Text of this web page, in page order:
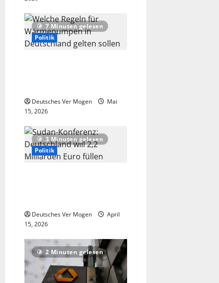
7 Minuten gelesen
Politik
Deutsches Ver Mogen
Mai
15, 2026
3 Minuten gelesen
Politik
Deutsches Ver Mogen
April
15, 2026
2 Minuten gelesen